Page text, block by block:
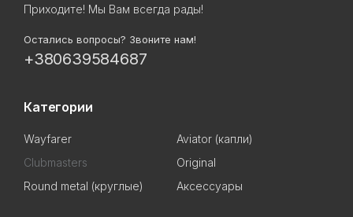
Приходите! Мы Вам всегда рады!
Остались вопросы? Звоните нам!
+380639584687
Категории
Wayfarer
Aviator (капли)
Clubmasters
Original
Round metal (круглые)
Аксессуары